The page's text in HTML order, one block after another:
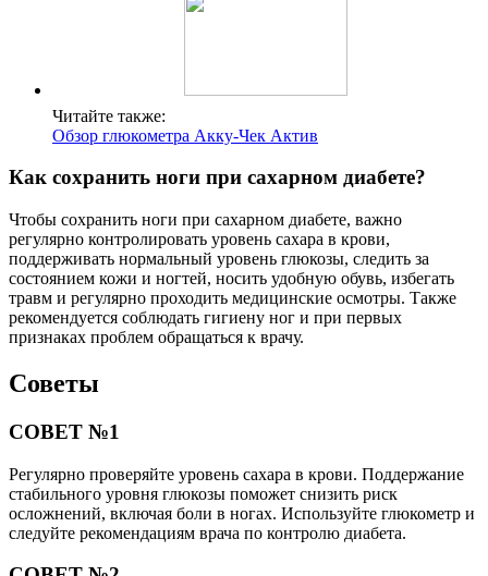
Читайте также:
Обзор глюкометра Акку-Чек Актив
Как сохранить ноги при сахарном диабете?
Чтобы сохранить ноги при сахарном диабете, важно
регулярно контролировать уровень сахара в крови,
поддерживать нормальный уровень глюкозы, следить за
состоянием кожи и ногтей, носить удобную обувь, избегать
травм и регулярно проходить медицинские осмотры. Также
рекомендуется соблюдать гигиену ног и при первых
признаках проблем обращаться к врачу.
Советы
СОВЕТ №1
Регулярно проверяйте уровень сахара в крови. Поддержание
стабильного уровня глюкозы поможет снизить риск
осложнений, включая боли в ногах. Используйте глюкометр и
следуйте рекомендациям врача по контролю диабета.